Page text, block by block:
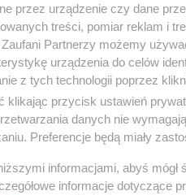
przez urządzenie czy dane
treści, pomiar reklam i
Partnerzy możemy
urządzenia do celów
z tych technologii poprzez
klikając przycisk ustawień
danych nie
Preferencje będą miały
informacjami, abyś
informacje dotyczące